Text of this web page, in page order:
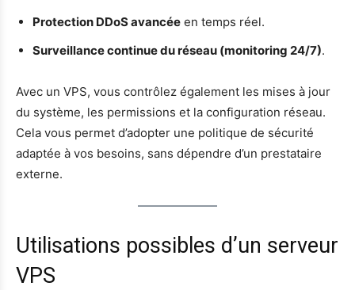
Protection DDoS avancée en temps réel.
Surveillance continue du réseau (monitoring 24/7).
Avec un VPS, vous contrôlez également les mises à jour
du système, les permissions et la configuration réseau.
Cela vous permet d’adopter une politique de sécurité
adaptée à vos besoins, sans dépendre d’un prestataire
externe.
Utilisations possibles d’un serveur
VPS